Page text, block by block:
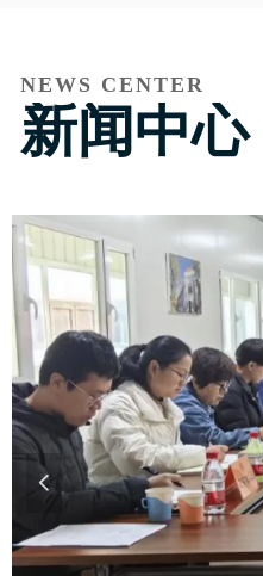
넳
新闻中心
NEWS CENTER